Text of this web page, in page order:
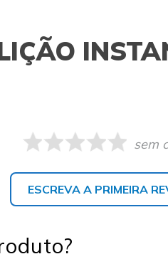
sem
ESCREVA A PRIMEIRA